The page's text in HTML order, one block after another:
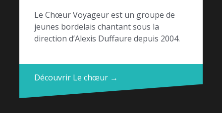
Le Chœur Voyageur est un groupe de
jeunes bordelais chantant sous la
direction d’Alexis Duffaure depuis 2004.
Découvrir Le chœur →